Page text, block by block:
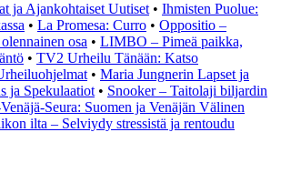
ja Ajankohtaiset Uutiset• Ihmisten Puolue:
• La Promesa: Curro • Oppositio –
osa • LIMBO – Pimeä paikka,
• TV2 Urheilu Tänään: Katso
• Maria Jungnerin Lapset ja
ja Spekulaatiot• Snooker – Taitolaji biljardin
Seura: Suomen ja Venäjän Välinen
ilta – Selviydy stressistä ja rentoudu